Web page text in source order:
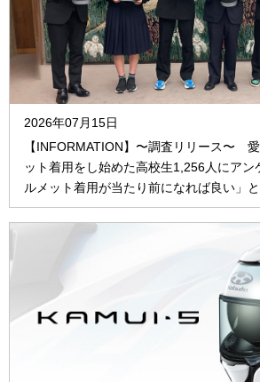
2026年07月15日
【INFORMATION】〜調査リリース〜
ット着用をし始めた高校生1,256人にアン
ルメット着用が当たり前になれば良い」